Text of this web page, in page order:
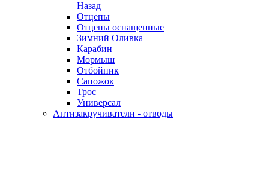
Назад
Отцепы
Отцепы оснащенные
Зимний Оливка
Карабин
Мормыш
Отбойник
Сапожок
Трос
Универсал
Антизакручиватели - отводы